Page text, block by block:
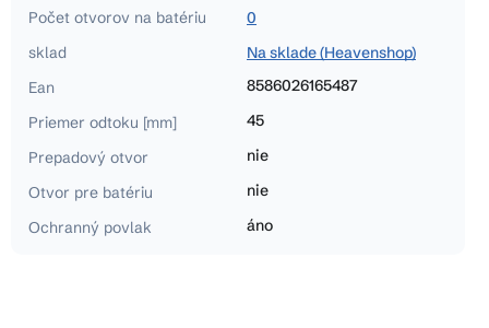
Počet otvorov na batériu
0
sklad
Na sklade (Heavenshop)
Ean
8586026165487
Priemer odtoku [mm]
45
Prepadový otvor
nie
Otvor pre batériu
nie
Ochranný povlak
áno